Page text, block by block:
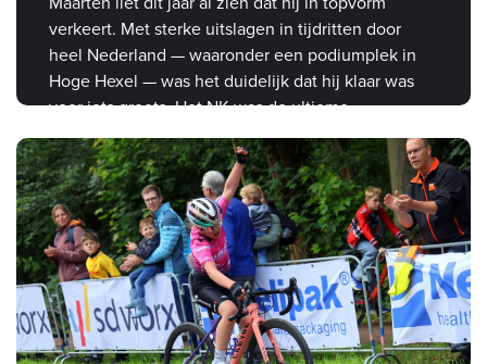
verkeert. Met sterke uitslagen in tijdritten door
heel Nederland — waaronder een podiumplek in
Hoge Hexel — was het duidelijk dat hij klaar was
voor iets groots. Het NK was de ultieme
bevestiging.